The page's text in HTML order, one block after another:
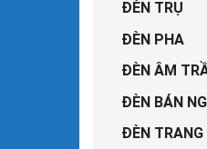
ĐÈN TRỤ
ĐÈN PHA
ĐÈN ÂM
ĐÈN BÁN
ĐÈN TRANG